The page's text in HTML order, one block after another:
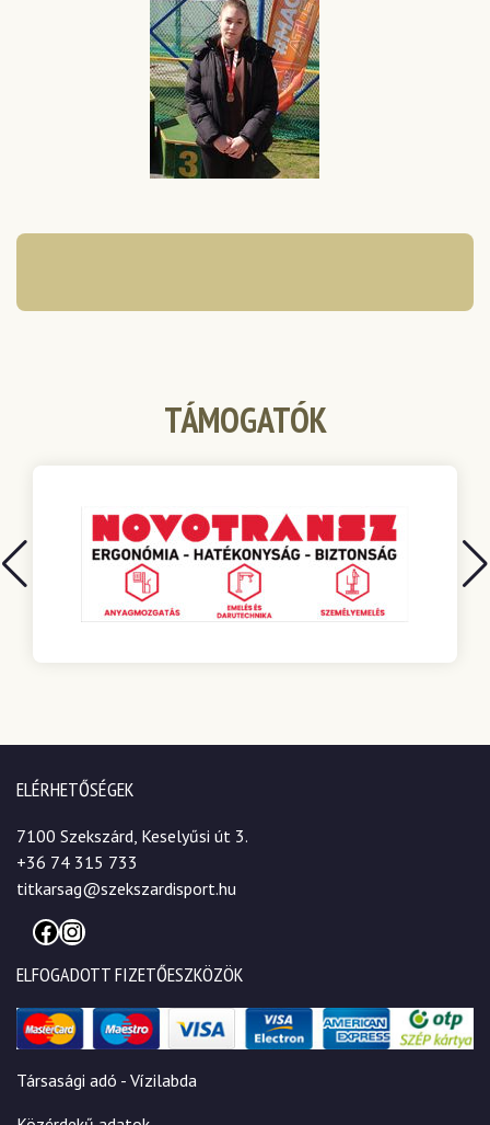
TÁMOGATÓK
ELÉRHETŐSÉGEK
7100 Szekszárd, Keselyűsi út 3.
+36 74 315 733
titkarsag@szekszardisport.hu
Facebook
Instagram
ELFOGADOTT FIZETŐESZKÖZÖK
Társasági adó - Vízilabda